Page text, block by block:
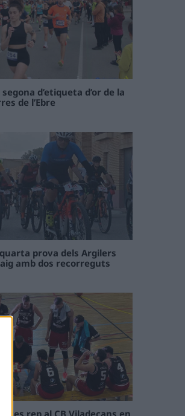
segona d’etiqueta d’or de la
de l’Ebre
prova dels Argilers
amb dos recorreguts